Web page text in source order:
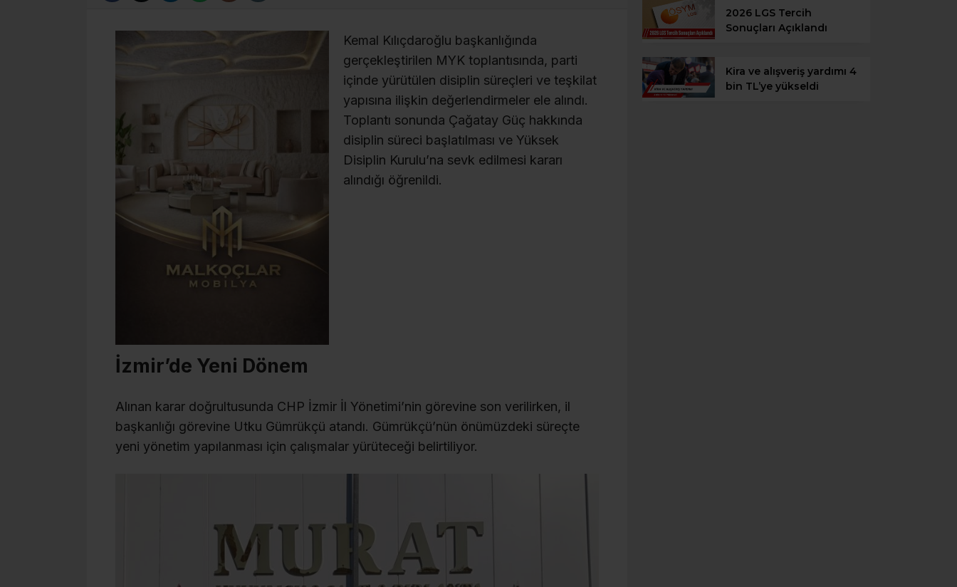
Kemal Kılıçdaroğlu başkanlığında
gerçekleştirilen MYK toplantısında, parti
içinde yürütülen disiplin süreçleri ve teşkilat
yapısına ilişkin değerlendirmeler ele alındı.
Toplantı sonunda Çağatay Güç hakkında
disiplin süreci başlatılması ve Yüksek
Disiplin Kurulu’na sevk edilmesi kararı
alındığı öğrenildi.
İzmir’de Yeni Dönem
Alınan karar doğrultusunda CHP İzmir İl Yönetimi’nin görevine son verilirken, il
başkanlığı görevine Utku Gümrükçü atandı. Gümrükçü’nün önümüzdeki süreçte
yeni yönetim yapılanması için çalışmalar yürüteceği belirtiliyor.
2026 LGS Tercih
Sonuçları Açıklandı
Kira ve alışveriş yardımı 4
bin TL’ye yükseldi